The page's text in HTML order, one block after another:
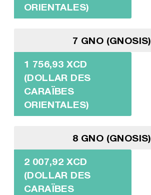
ORIENTALES)
7 GNO (GNOSIS)
1 756,93 XCD
(DOLLAR DES
CARAÏBES
ORIENTALES)
8 GNO (GNOSIS)
2 007,92 XCD
(DOLLAR DES
CARAÏBES